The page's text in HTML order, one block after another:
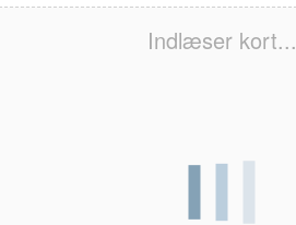
Indlæser kort...